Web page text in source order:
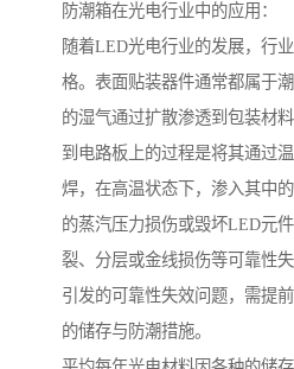
防潮箱在光电行业中的应用：
随着LED光电行业的发展，行
格。表面贴装器件通常都属于
的湿气通过扩散渗透到包装材
到电路板上的过程是将其通过
焊，在高温状态下，渗入其中
的蒸汽压力损伤或毁坏LED元
裂、分层或金线损伤等可靠性
引发的可靠性失效问题，需提
的储存与防潮措施。